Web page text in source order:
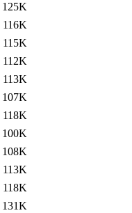
125K
116K
115K
112K
113K
107K
118K
100K
108K
113K
118K
131K